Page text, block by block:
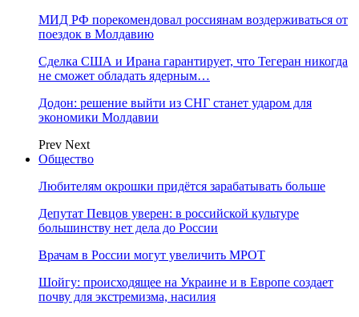
МИД РФ порекомендовал россиянам воздерживаться от
поездок в Молдавию
Сделка США и Ирана гарантирует, что Тегеран никогда
не сможет обладать ядерным…
Додон: решение выйти из СНГ станет ударом для
экономики Молдавии
Prev Next
Общество
Любителям окрошки придётся зарабатывать больше
Депутат Певцов уверен: в российской культуре
большинству нет дела до России
Врачам в России могут увеличить МРОТ
Шойгу: происходящее на Украине и в Европе создает
почву для экстремизма, насилия